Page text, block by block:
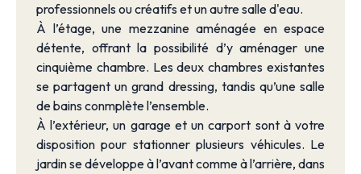
professionnels ou créatifs et un autre salle d'eau.
À l’étage, une mezzanine aménagée en espace
détente, offrant la possibilité d’y aménager une
cinquième chambre. Les deux chambres existantes
se partagent un grand dressing, tandis qu’une salle
de bains conmplète l’ensemble.
À l’extérieur, un garage et un carport sont à votre
disposition pour stationner plusieurs véhicules. Le
jardin se développe à l’avant comme à l’arrière, dans